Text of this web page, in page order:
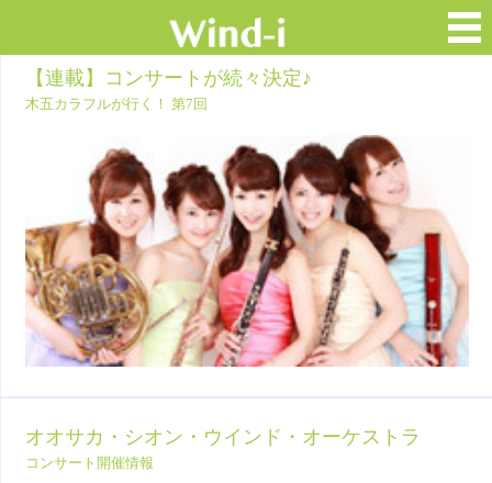
【連載】コンサートが続々決定♪
木五カラフルが行く！ 第7回
オオサカ・シオン・ウインド・オーケストラ
コンサート開催情報